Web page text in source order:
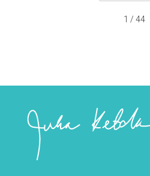
1 / 44